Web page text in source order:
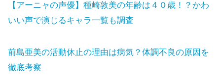
【アーニャの声優】種崎敦美の年齢は４０歳！？かわ
いい声で演じるキャラ一覧も調査
前島亜美の活動休止の理由は病気？体調不良の原因を
徹底考察